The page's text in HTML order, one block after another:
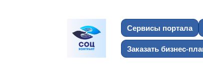
Сервисы портала
Заказать бизнес-